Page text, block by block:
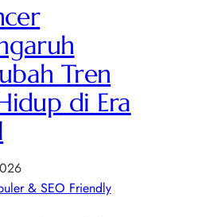
Tren
di Era
& SEO Friendly